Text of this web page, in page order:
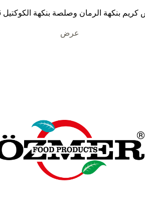
كريم بنكهة الرمان وصلصة بنكهة الكوكتيل 6 كغ
عرض